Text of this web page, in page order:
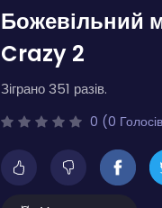
Божевільний
Crazy 2
Зіграно 351 разів.
0 (0